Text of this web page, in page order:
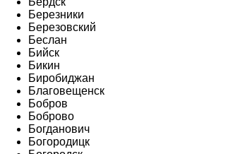
Березники
Березовский
Беслан
Бийск
Бикин
Биробиджан
Благовещенск
Бобров
Боброво
Богданович
Богородицк